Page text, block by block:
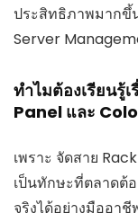
ประสิทธิภาพมากขึ้
Server
ทำไมต้องเรียนรู้
Panel และ
เพราะ จัดสาย
เป็นทักษะที่ตลาดต้
จริงได้อย่างมืออา